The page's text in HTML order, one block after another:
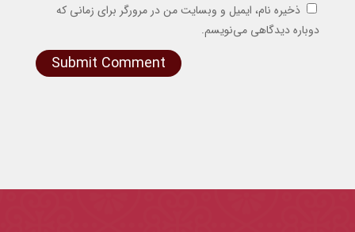
ذخیره نام، ایمیل و وبسایت من در مرورگر برای زمانی که
دوباره دیدگاهی می‌نویسم.
Submit Comment